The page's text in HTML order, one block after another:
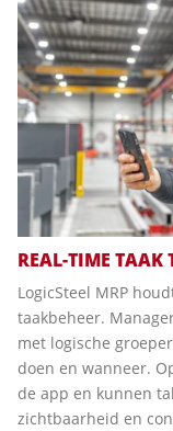
REAL-TIME TAAK
LogicSteel MRP
taakbeheer.
met logische
doen en wanneer.
de app en kunnen
zichtbaarheid en